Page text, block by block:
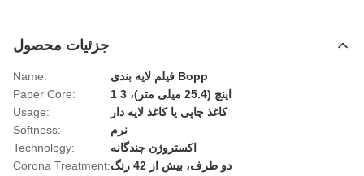
جزئیات محصول
Name:
فیلم لایه بندی Bopp
Paper Core:
1 اینچ (25.4 میلی متر)، 3
Usage:
کاغذ چاپی یا کاغذ لایه دار
Softness:
نرم
Technology:
اکستروژن چندگانه
Corona Treatment:
دو طرف، بیش از 42 رنگ